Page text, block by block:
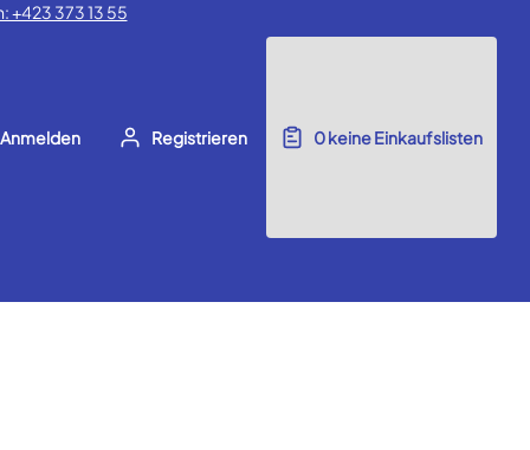
+423 373 13 55
Anmelden Registrieren 0keine Einkaufslisten